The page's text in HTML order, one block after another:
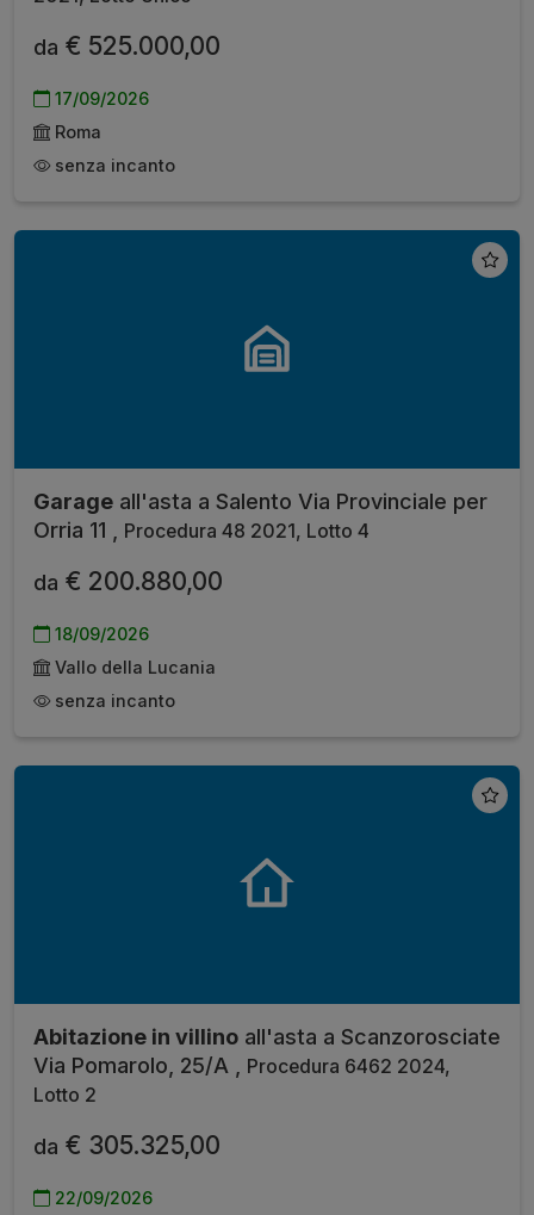
da € 525.000,00
17/09/2026
Roma
senza incanto
Garage all'asta a Salento Via Provinciale per
Orria 11 ,
Procedura 48 2021, Lotto 4
da € 200.880,00
18/09/2026
Vallo della Lucania
senza incanto
Abitazione in villino all'asta a Scanzorosciate
Via Pomarolo, 25/A ,
Procedura 6462 2024,
Lotto 2
da € 305.325,00
22/09/2026